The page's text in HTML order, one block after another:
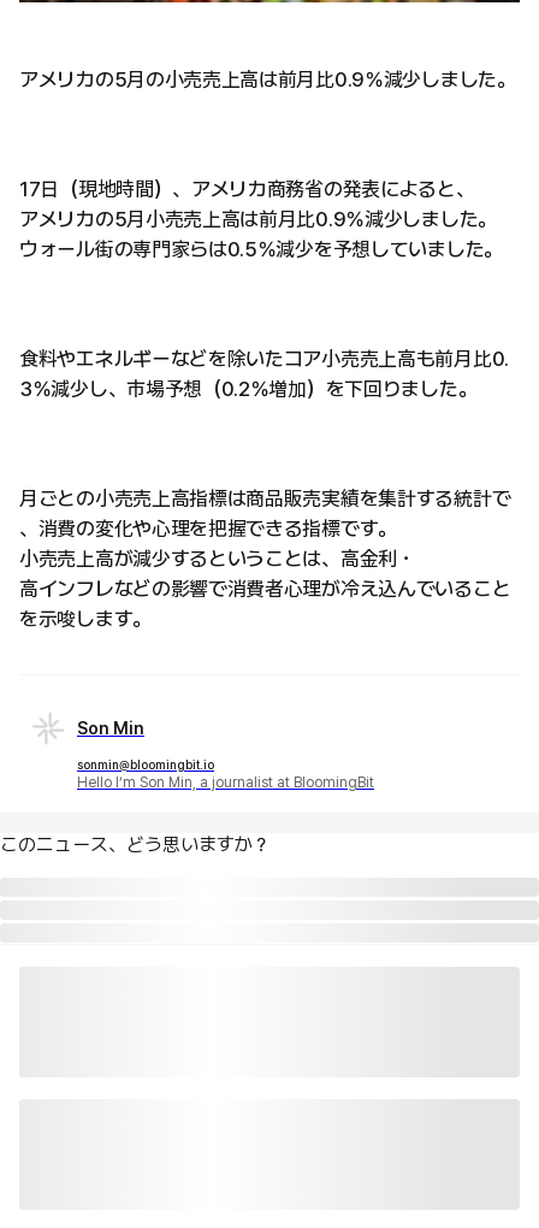
アメリカの5月の小売売上高は前月比0.9％減少しました。
17日（現地時間）、アメリカ商務省の発表によると、
アメリカの5月小売売上高は前月比0.9％減少しました。
ウォール街の専門家らは0.5％減少を予想していました。
食料やエネルギーなどを除いたコア小売売上高も前月比0.
3％減少し、市場予想（0.2％増加）を下回りました。
月ごとの小売売上高指標は商品販売実績を集計する統計で
、消費の変化や心理を把握できる指標です。
小売売上高が減少するということは、高金利・
高インフレなどの影響で消費者心理が冷え込んでいること
を示唆します。
Son Min
sonmin@bloomingbit.io
Hello I’m Son Min, a journalist at BloomingBit
このニュース、どう思いますか？